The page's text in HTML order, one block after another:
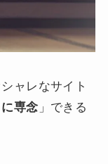
ャレなサイト
専念 」できる